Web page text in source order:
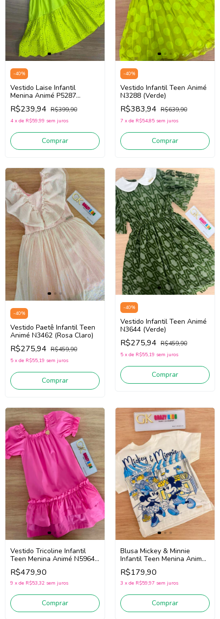
-40%
Vestido Laise Infantil
Menina Animé P5287
(Verde)
R$239,94 R$399,90
4 x de R$59,99 sem juros
Comprar
-40%
Vestido Infantil Teen Animé
N3288 (Verde)
R$383,94 R$639,90
7 x de R$54,85 sem juros
Comprar
-40%
Vestido Paetê Infantil Teen
Animé N3462 (Rosa Claro)
R$275,94 R$459,90
5 x de R$55,19 sem juros
Comprar
-40%
Vestido Infantil Teen Animé
N3644 (Verde)
R$275,94 R$459,90
5 x de R$55,19 sem juros
Comprar
Vestido Tricoline Infantil
Teen Menina Animé N5964
(Rosa)
R$479,90
9 x de R$53,32 sem juros
Comprar
Blusa Mickey & Minnie
Infantil Teen Menina Animé
P6640 (Off White)
R$179,90
3 x de R$59,97 sem juros
Comprar